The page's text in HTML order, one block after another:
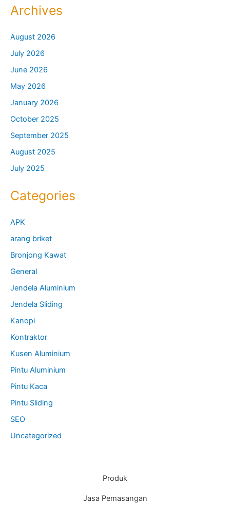
Archives
August 2026
July 2026
June 2026
May 2026
January 2026
October 2025
September 2025
August 2025
July 2025
Categories
APK
arang briket
Bronjong Kawat
General
Jendela Aluminium
Jendela Sliding
Kanopi
Kontraktor
Kusen Aluminium
Pintu Aluminium
Pintu Kaca
Pintu Sliding
SEO
Uncategorized
Produk
Jasa Pemasangan